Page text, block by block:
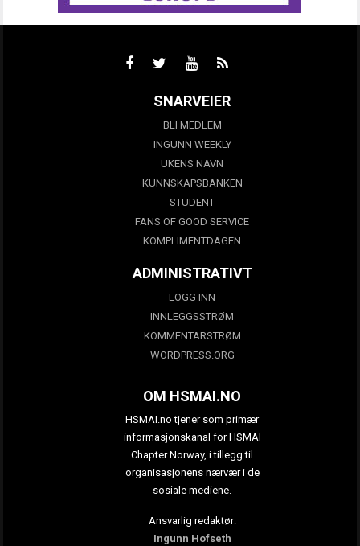
SNARVEIER
BLI MEDLEM
INGUNN WEEKLY
UKENS NAVN
KUNNSKAPSBANKEN
STUDENT
FANS OF GOOD SERVICE
KOMPLIMENTDAGEN
ADMINISTRATIVT
LOGG INN
INNLEGGSSTRØM
KOMMENTARSTRØM
WORDPRESS.ORG
OM HSMAI.NO
HSMAI.no tjener som primær
informasjonskanal for HSMAI
Chapter Norway, i tillegg til
organisasjonens nærvær i de
sosiale mediene.
Ansvarlig redaktør:
Ingunn Hofseth